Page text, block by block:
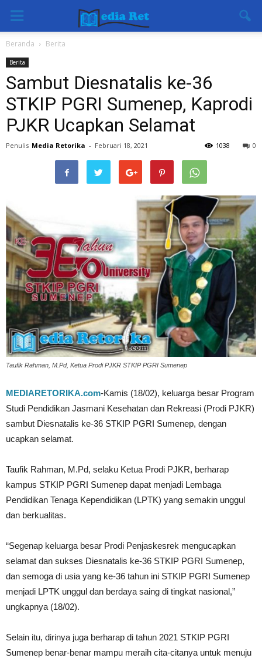
Beranda Berita
Berita
Sambut Diesnatalis ke-36
STKIP PGRI Sumenep, Kaprodi
PJKR Ucapkan Selamat
Penulis Media Retorika - Februari 18, 2021 0
1038
Taufik Rahman, M.Pd, Ketua Prodi PJKR STKIP PGRI Sumenep
MEDIARETORIKA.com-Kamis (18/02), keluarga besar Program
Studi Pendidikan Jasmani Kesehatan dan Rekreasi (Prodi PJKR)
sambut Diesnatalis ke-36 STKIP PGRI Sumenep, dengan
ucapkan selamat.
Taufik Rahman, M.Pd, selaku Ketua Prodi PJKR, berharap
kampus STKIP PGRI Sumenep dapat menjadi Lembaga
Pendidikan Tenaga Kependidikan (LPTK) yang semakin unggul
dan berkualitas.
“Segenap keluarga besar Prodi Penjaskesrek mengucapkan
selamat dan sukses Diesnatalis ke-36 STKIP PGRI Sumenep,
dan semoga di usia yang ke-36 tahun ini STKIP PGRI Sumenep
menjadi LPTK unggul dan berdaya saing di tingkat nasional,”
ungkapnya (18/02).
Selain itu, dirinya juga berharap di tahun 2021 STKIP PGRI
Sumenep benar-benar mampu meraih cita-citanya untuk menuju